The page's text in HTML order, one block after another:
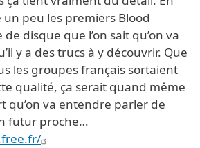
peu les premiers Blood
disque que l’on sait qu’on va
y a des trucs à y découvrir. Que
les groupes français sortaient
qualité, ça serait quand même
qu’on va entendre parler de
futur proche…